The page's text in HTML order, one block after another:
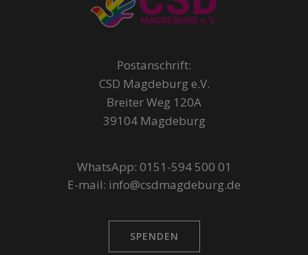
Postanschrift:
CSD Magdeburg e.V.
Breiter Weg 120A
39104 Magdeburg
WhatsApp: 0151-594 500 01
E-mail: info@csdmagdeburg.de
SPENDEN